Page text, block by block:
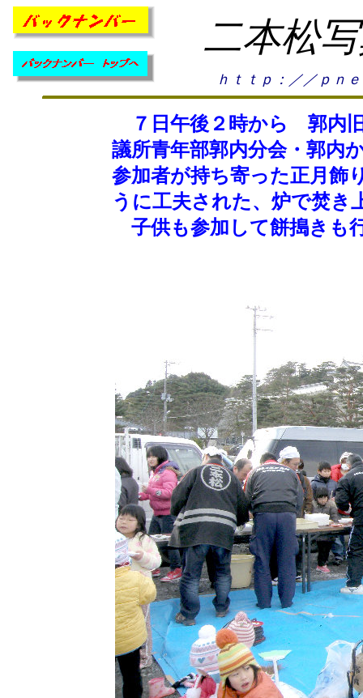
二本松
ｈｔｔｐ：／／ｐｎ
７日午後２時から 郭内旧
議所青年部郭内分会・郭内
参加者が持ち寄った正月
うに工夫された、炉で焚き
子供も参加して餅搗きも